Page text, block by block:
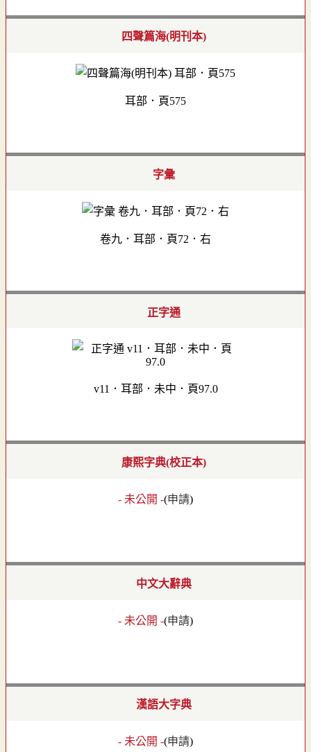
四聲篇海(明刊本)
耳部．頁575
字彙
卷九．耳部．頁72．右
正字通
v11．耳部．未中．頁97.0
康熙字典(校正本)
- 未公開 -(申請)
中文大辭典
- 未公開 -(申請)
漢語大字典
- 未公開 -(申請)